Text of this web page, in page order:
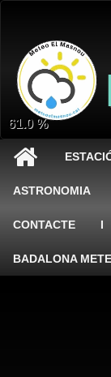
61.0 %
ASTRONOMIA
CONTACTE I
BADALONA